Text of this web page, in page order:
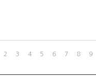
2 3 4 5 6 7 8 9